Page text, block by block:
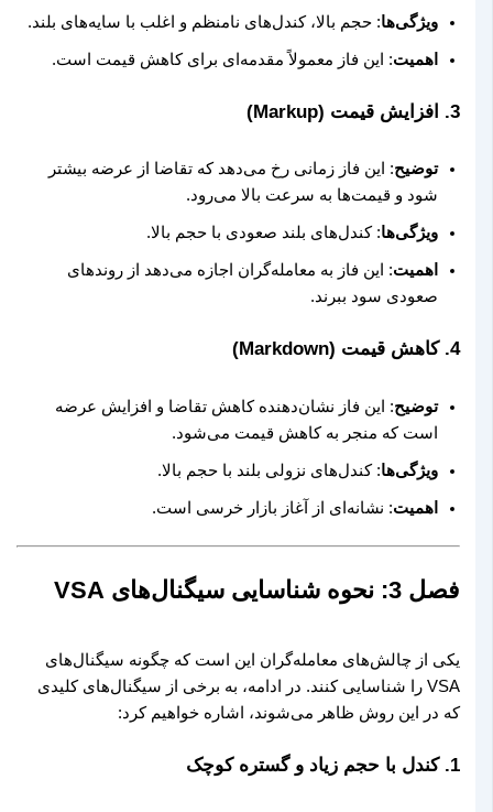
ویژگی‌ها: حجم بالا، کندل‌های نامنظم و اغلب با سایه‌های بلند.
اهمیت: این فاز معمولاً مقدمه‌ای برای کاهش قیمت است.
3. افزایش قیمت (Markup)
توضیح: این فاز زمانی رخ می‌دهد که تقاضا از عرضه بیشتر
شود و قیمت‌ها به سرعت بالا می‌رود.
ویژگی‌ها: کندل‌های بلند صعودی با حجم بالا.
اهمیت: این فاز به معامله‌گران اجازه می‌دهد از روندهای
صعودی سود ببرند.
4. کاهش قیمت (Markdown)
توضیح: این فاز نشان‌دهنده کاهش تقاضا و افزایش عرضه
است که منجر به کاهش قیمت می‌شود.
ویژگی‌ها: کندل‌های نزولی بلند با حجم بالا.
اهمیت: نشانه‌ای از آغاز بازار خرسی است.
فصل 3: نحوه شناسایی سیگنال‌های VSA
یکی از چالش‌های معامله‌گران این است که چگونه سیگنال‌های
VSA را شناسایی کنند. در ادامه، به برخی از سیگنال‌های کلیدی
که در این روش ظاهر می‌شوند، اشاره خواهیم کرد:
1. کندل با حجم زیاد و گستره کوچک